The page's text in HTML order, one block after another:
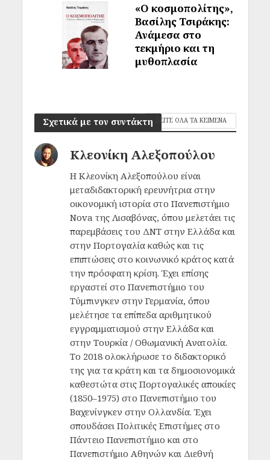
«Ο κοσμοπολίτης»,
Βασίλης Τσιράκης:
Ανάμεσα στο
τεκμήριο και τη
μυθοπλασία
Σχετικά με τον συντάκτη ΔΕΙΤΕ ΟΛΑ ΤΑ ΚΕΙΜΕΝΑ
Κλεονίκη Αλεξοπούλου
Η Κλεονίκη Αλεξοπούλου είναι
μεταδιδακτορική ερευνήτρια στην
οικονομική ιστορία στο Πανεπιστήμιο
Nova της Λισαβόνας, όπου μελετάει τις
παρεμβάσεις του ΔΝΤ στην Ελλάδα και
στην Πορτογαλία καθώς και τις
επιπτώσεις στο κοινωνικό κράτος κατά
την πρόσφατη κρίση. Έχει επίσης
εργαστεί στο Πανεπιστήμιο του
Τύμπινγκεν στην Γερμανία, όπου
μελέτησε τα επίπεδα αριθμητικού
εγγραμματισμού στην Ελλάδα και
στην Τουρκία / Οθωμανική Ανατολία.
Το 2018 ολοκλήρωσε το διδακτορικό
της για τα κράτη και τα δημοσιονομικά
καθεστώτα στις Πορτογαλικές αποικίες
(1850–1975) στο Πανεπιστήμιο του
Βαχενίνγκεν στην Ολλανδία. Έχει
σπουδάσει Πολιτικές Επιστήμες στο
Πάντειο Πανεπιστήμιο και στο
Πανεπιστήμιο Αθηνών και Διεθνή